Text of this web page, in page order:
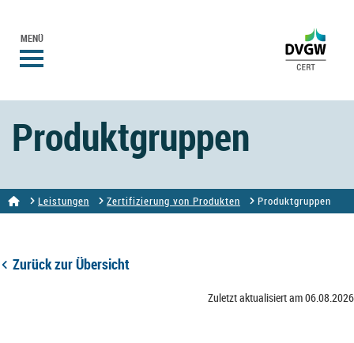
MENÜ
Produktgruppen
Leistungen Zertifizierung von Produkten Produktgruppen
Zurück zur Übersicht
Zuletzt aktualisiert am 06.08.2026